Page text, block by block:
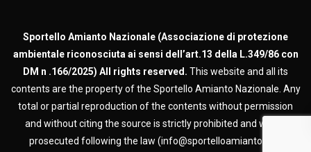
Sportello Amianto Nazionale (Associazione di protezione
ambientale riconosciuta ai sensi dell’art.13 della L.349/86 con
DM n .166/2025) All rights reserved. This website and all its
contents are the property of the Sportello Amianto Nazionale. Any
total or partial reproduction of the contents without permission
and without citing the source is strictly prohibited and will be
prosecuted following the law (info@sportelloamianto.org)